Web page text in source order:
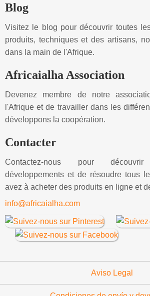
Blog
Visitez le blog pour découvrir toutes
produits, techniques et des artisans,
dans la main de l'Afrique.
Africaialha Association
Devenez membre de notre
l'Afrique et de travailler dans les
développons la coopération.
Contacter
Contactez-nous pour
développements et de résoudre tous
avez à acheter des produits en ligne et
info@africaialha.com
Aviso Legal